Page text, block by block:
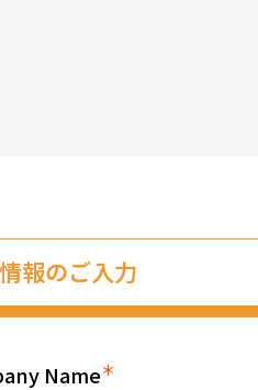
報のご入力
Name＊